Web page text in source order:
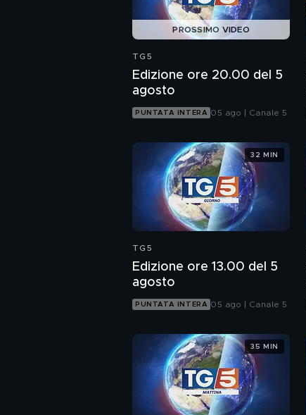
PROSSIMO VIDEO
TG5
Edizione ore 20.00 del 5
agosto
PUNTATA INTERA 05 ago | Canale 5
TG5
Edizione ore 13.00 del 5
agosto
PUNTATA INTERA 05 ago | Canale 5
32 MIN
35 MIN